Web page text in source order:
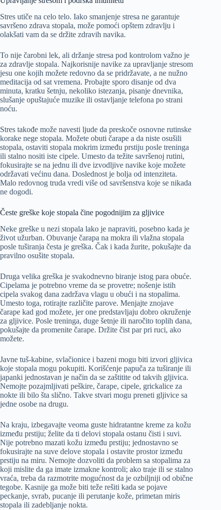
Stres utiče na celo telo. Iako smanjenje stresa ne garantuje
savršeno zdrava stopala, može pomoći opštem zdravlju i
olakšati vam da se držite zdravih navika.
To nije čarobni lek, ali držanje stresa pod kontrolom važno je
za zdravlje stopala. Najkorisnije navike za upravljanje stresom
jesu one kojih možete redovno da se pridržavate, a ne nužno
meditacija od sat vremena. Probajte sporo disanje od dva
minuta, kratku šetnju, nekoliko istezanja, pisanje dnevnika,
slušanje opuštajuće muzike ili ostavljanje telefona po strani
noću.
Stres takođe može navesti ljude da preskoče osnovne rutinske
korake nege stopala. Možete obuti čarape a da niste osušili
stopala, ostaviti stopala mokrim između prstiju posle treninga
ili stalno nositi iste cipele. Umesto da težite savršenoj rutini,
fokusirajte se na jednu ili dve izvodljive navike koje možete
održavati većinu dana. Doslednost je bolja od intenziteta.
Malo redovnog truda vredi više od savršenstva koje se nikada
ne dogodi.
Česte greške koje stopala čine pogodnijim za gljivice
Neke greške u nezi stopala lako je napraviti, posebno kada je
život užurban. Obuvanje čarapa na mokra ili vlažna stopala
posle tuširanja česta je greška. Čak i kada žurite, pokušajte da
pravilno osušite stopala.
Druga velika greška je svakodnevno biranje istog para obuće.
Cipelama je potrebno vreme da se provetre; nošenje istih
cipela svakog dana zadržava vlagu u obući i na stopalima.
Umesto toga, rotirajte različite parove. Menjajte znojave
čarape kad god možete, jer one predstavljaju dobro okruženje
za gljivice. Posle treninga, duge šetnje ili naročito toplih dana,
pokušajte da promenite čarape. Držite čist par pri ruci, ako
možete.
Javne tuš-kabine, svlačionice i bazeni mogu biti izvori gljivica
koje stopala mogu pokupiti. Korišćenje papuča za tuširanje ili
japanki jednostavan je način da se zaštitite od takvih gljivica.
Nemojte pozajmljivati peškire, čarape, cipele, grickalice za
nokte ili bilo šta slično. Takve stvari mogu preneti gljivice sa
jedne osobe na drugu.
Na kraju, izbegavajte veoma guste hidratantne kreme za kožu
između prstiju; želite da ti delovi stopala ostanu čisti i suvi.
Nije potrebno mazati kožu između prstiju; jednostavno se
fokusirajte na suve delove stopala i ostavite prostor između
prstiju na miru. Nemojte dozvoliti da problem sa stopalima za
koji mislite da ga imate izmakne kontroli; ako traje ili se stalno
vraća, treba da razmotrite mogućnost da je ozbiljniji od obične
tegobe. Kasnije ga može biti teže rešiti kada se pojave
peckanje, svrab, pucanje ili perutanje kože, primetan miris
stopala ili zadebljanje nokta.